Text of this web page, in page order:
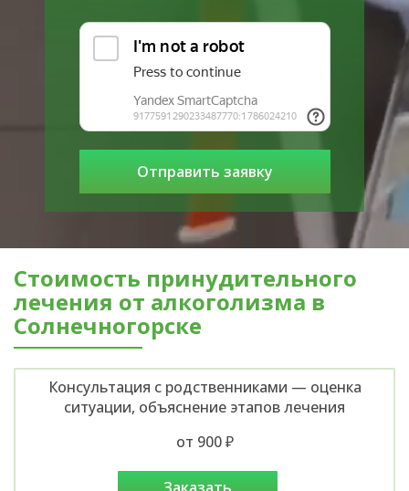
Стоимость принудительного
лечения от алкоголизма в
Солнечногорске
Консультация с родственниками — оценка
ситуации, объяснение этапов лечения
от 900 ₽